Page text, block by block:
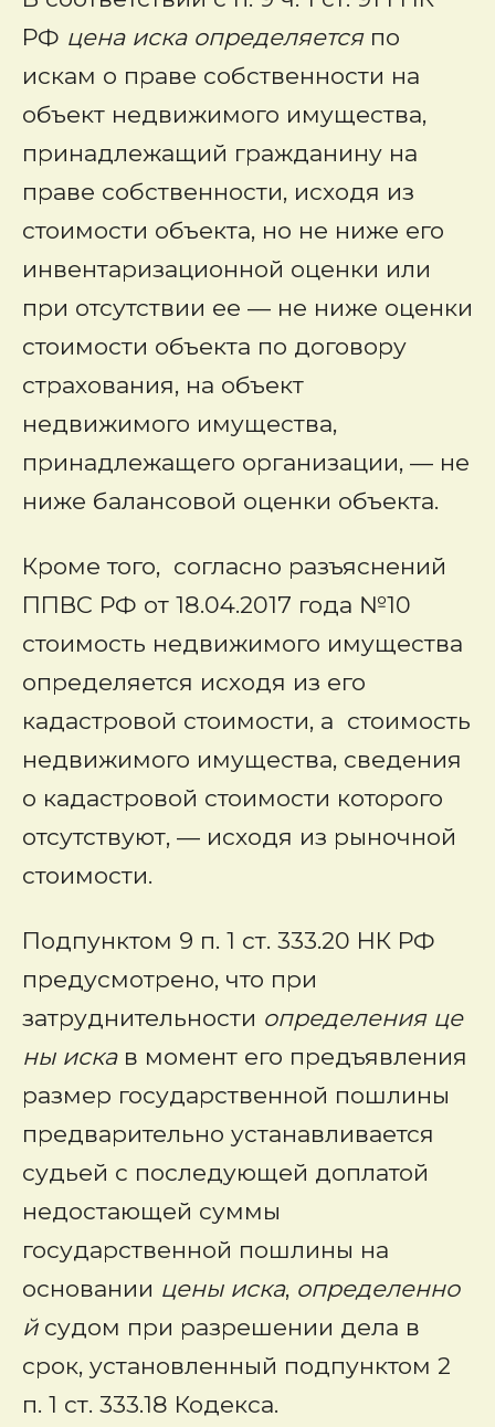
РФ цена иска определяетсяпо
искам о праве собственности на
объект недвижимого имущества,
принадлежащий гражданину на
праве собственности, исходя из
стоимости объекта, но не ниже его
инвентаризационной оценки или
при отсутствии ее — не ниже оценки
стоимости объекта по договору
страхования, на объект
недвижимого имущества,
принадлежащего организации, — не
ниже балансовой оценки объекта.
Кроме того, согласно разъяснений
ППВС РФ от 18.04.2017 года №10
стоимость недвижимого имущества
определяется исходя из его
кадастровой стоимости, а стоимость
недвижимого имущества, сведения
о кадастровой стоимости которого
отсутствуют, — исходя из рыночной
стоимости.
Подпунктом 9 п. 1 ст. 333.20 НК РФ
предусмотрено, что при
затруднительности определения це
ны искав момент его предъявления
размер государственной пошлины
предварительно устанавливается
судьей с последующей доплатой
недостающей суммы
государственной пошлины на
основании цены иска, определенно
йсудом при разрешении дела в
срок, установленный подпунктом 2
п. 1 ст. 333.18 Кодекса.